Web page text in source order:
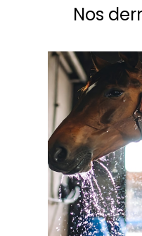
Nos